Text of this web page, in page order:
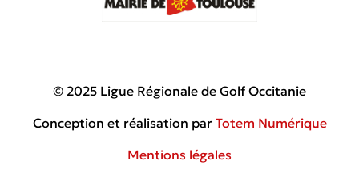
© 2025 Ligue Régionale de Golf Occitanie
Conception et réalisation par Totem Numérique
Mentions légales